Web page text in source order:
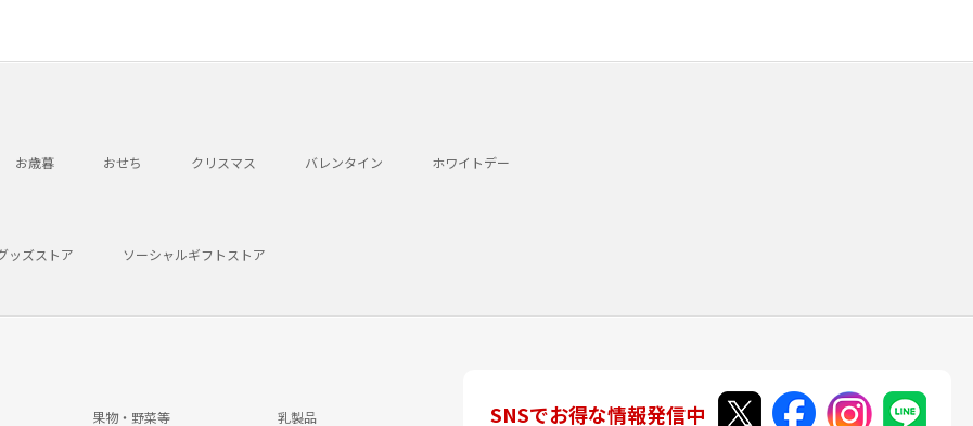
お歳暮 おせち クリスマス バレンタイン ホワイトデー
ッズストア ソーシャルギフトストア
果物・野菜等 乳製品 SNSでお得な情報発信中